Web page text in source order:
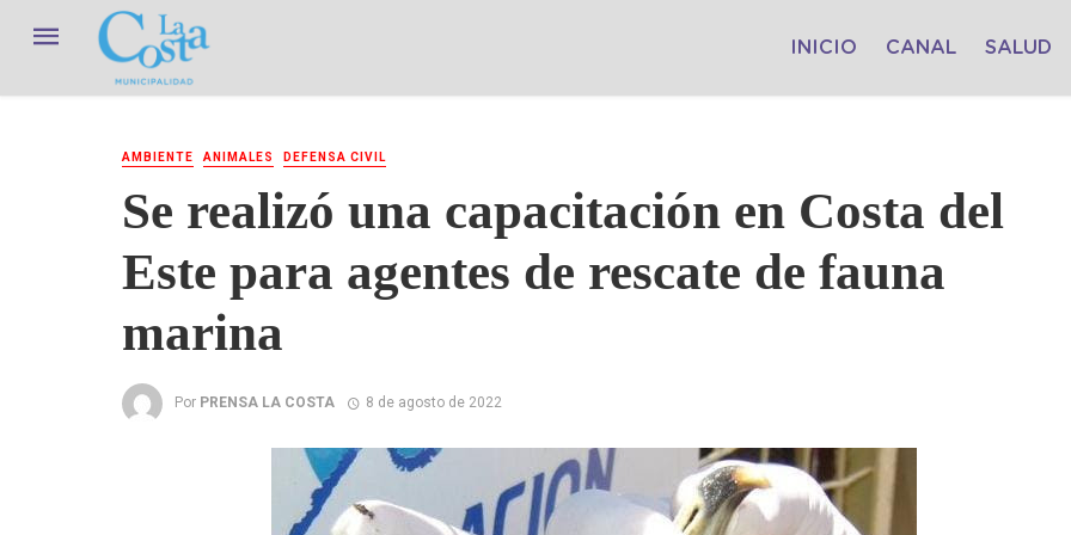
INICIO CANAL SALUD
AMBIENTE ANIMALES DEFENSA CIVIL
Se realizó una capacitación en Costa del
Este para agentes de rescate de fauna
marina
Por PRENSA LA COSTA 8 de agosto de 2022